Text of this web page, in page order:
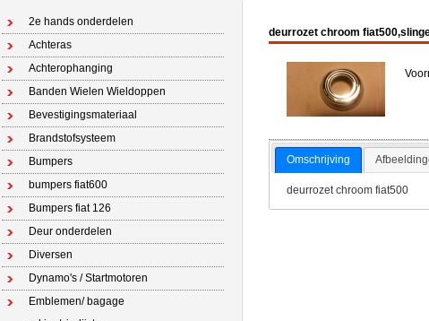
2e hands onderdelen
Achteras
Achterophanging
Banden Wielen Wieldoppen
Bevestigingsmateriaal
Brandstofsysteem
Bumpers
bumpers fiat600
Bumpers fiat 126
Deur onderdelen
Diversen
Dynamo's / Startmotoren
Emblemen/ bagage
deurrozet chroom
Omschrijving
deurrozet chroom fiat500